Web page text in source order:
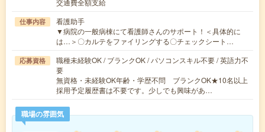
交通費全額支給
仕事内容
看護助手
▼病院の一般病棟にて看護師さんのサポート！＜具体的に
は…＞〇カルテをファイリングする〇チェックシート…
応募資格
職種未経験OK / ブランクOK / パソコンスキル不要 / 英語力不
要
無資格・未経験OK年齢・学歴不問 ブランクOK★10名以上
採用予定履歴書は不要です。少しでも興味があ…
職場の雰囲気